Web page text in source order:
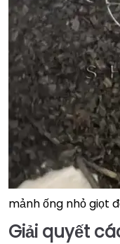
mảnh ống nhỏ giọt
Giải quyết